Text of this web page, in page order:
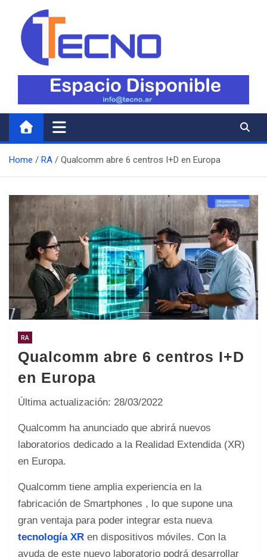
content
Tecno
Todo lo nuevo en Tecnología
Home RA Qualcomm abre 6 centros I+D en Europa
RA
Qualcomm abre 6 centros I+D
en Europa
Última actualización: 28/03/2022
Qualcomm ha anunciado que abrirá nuevos
laboratorios dedicado a la Realidad Extendida (XR)
en Europa.
Qualcomm tiene amplia experiencia en la
fabricación de Smartphones , lo que supone una
gran ventaja para poder integrar esta nueva
tecnología XR en dispositivos móviles. Con la
ayuda de este nuevo laboratorio podrá desarrollar